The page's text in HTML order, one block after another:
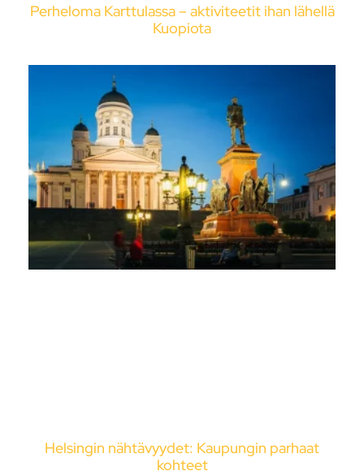
Perheloma Karttulassa – aktiviteetit ihan lähellä
Kuopiota
Helsingin nähtävyydet: Kaupungin parhaat
kohteet